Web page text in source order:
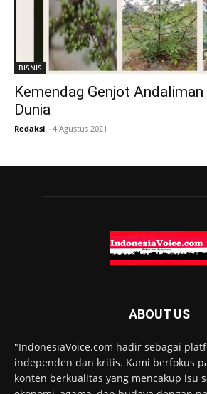
BISNIS
Kemendag Genjot Andaliman
Dunia
Redaksi - 4 Agustus 2021
ABOUT US
"IndonesiaVoice.com hadir sebagai
independen dan kritis. Kami berfokus
konten berkualitas yang mencakup isu